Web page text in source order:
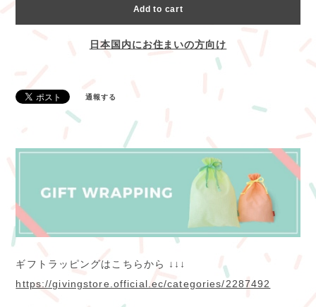
Add to cart
日本国内にお住まいの方向け
通報する
ギフトラッピングはこちらから ↓↓↓
https://givingstore.official.ec/categories/2287492